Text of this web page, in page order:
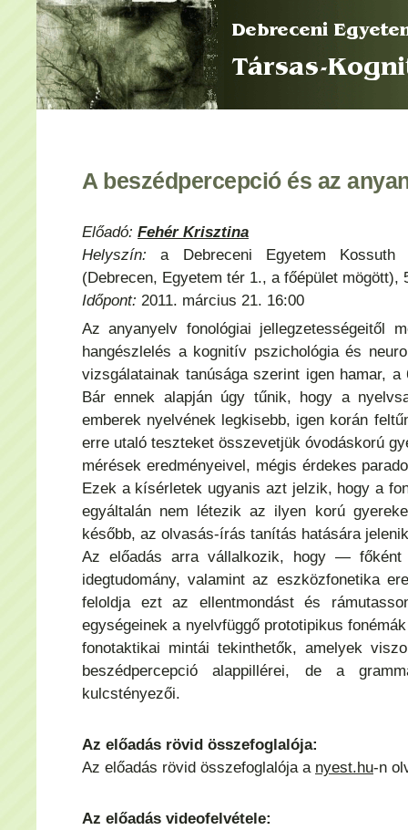
A beszédpercepció és az
Előadó: Fehér Krisztina
Helyszín: a Debreceni Egyetem
(Debrecen, Egyetem tér 1., a főépület mögött),
Időpont: 2011. március 21. 16:00
Az anyanyelv fonológiai jellegzetességeitől
hangészlelés a kognitív pszichológia és
vizsgálatainak tanúsága szerint igen hamar,
Bár ennek alapján úgy tűnik, hogy a
emberek nyelvének legkisebb, igen korán
erre utaló teszteket összevetjük óvodáskorú
mérések eredményeivel, mégis érdekes
Ezek a kísérletek ugyanis azt jelzik, hogy a
egyáltalán nem létezik az ilyen korú
később, az olvasás-írás tanítás hatására
Az előadás arra vállalkozik, hogy — főként
idegtudomány, valamint az eszközfonetika
feloldja ezt az ellentmondást és
egységeinek a nyelvfüggő prototipikus
fonotaktikai mintái tekinthetők, amelyek
beszédpercepció alappillérei, de a
kulcstényezői.
Az előadás rövid összefoglalója:
Az előadás rövid összefoglalója a nyest.hu-n
Az előadás videofelvétele: